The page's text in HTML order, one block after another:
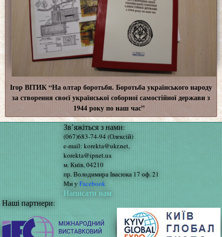
Ігор ВІТИК “На олтар боротьби. Боротьба українського народу
за створення своєї української соборної самостійної держави з
1944 року по наш час”
Зв’яжіться з нами:
(067)683-74-94 (Олексій)
e-mail: korekta@ukr.net,
korekta@ipnet.ua
м. Київ, 04210
пр. Володимира Івасюка 17 оф. 21
Ми уFacebook
Написати нам
Наші партнери: